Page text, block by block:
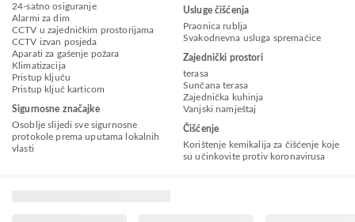
24-satno osiguranje
Alarmi za dim
CCTV u zajedničkim prostorijama
CCTV izvan posjeda
Aparati za gašenje požara
Klimatizacija
Pristup ključu
Pristup ključ karticom
Sigurnosne značajke
Osoblje slijedi sve sigurnosne
protokole prema uputama lokalnih
vlasti
Usluge čišćenja
Praonica rublja
Svakodnevna usluga spremačice
Zajednički prostori
terasa
Sunčana terasa
Zajednička kuhinja
Vanjski namještaj
Čišćenje
Korištenje kemikalija za čišćenje koje
su učinkovite protiv koronavirusa